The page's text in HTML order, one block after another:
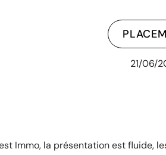
21/06/
Immo, la présentation est fluide,